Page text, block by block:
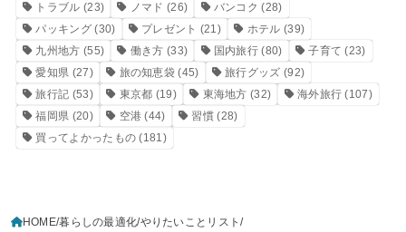
トラブル (23) ノマド (26) バンコク (28)
パッキング(30) プレゼント (21) ホテル (39)
九州地方 (55) 働き方 (33) 国内旅行 (80) 子育て (23)
愛知県 (27) 旅の知恵袋 (45) 旅行グッズ (92)
旅行記 (53) 東京都 (19) 東海地方 (32) 海外旅行 (107)
福岡県 (20) 空港 (44) 習慣(28)
買ってよかったもの (181)
HOME 暮らしの最適化 やりたいことリスト